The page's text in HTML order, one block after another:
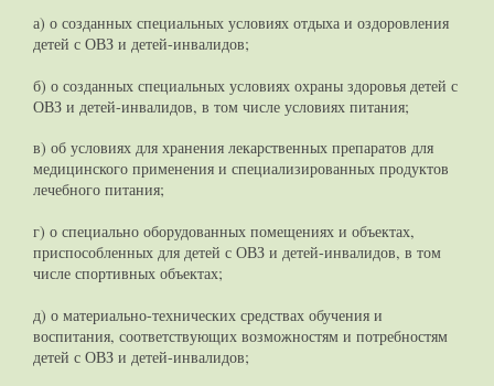
а) о созданных специальных условиях отдыха и оздоровления
детей с ОВЗ и детей-инвалидов;
б) о созданных специальных условиях охраны здоровья детей с
ОВЗ и детей-инвалидов, в том числе условиях питания;
в) об условиях для хранения лекарственных препаратов для
медицинского применения и специализированных продуктов
лечебного питания;
г) о специально оборудованных помещениях и объектах,
приспособленных для детей с ОВЗ и детей-инвалидов, в том
числе спортивных объектах;
д) о материально-технических средствах обучения и
воспитания, соответствующих возможностям и потребностям
детей с ОВЗ и детей-инвалидов;